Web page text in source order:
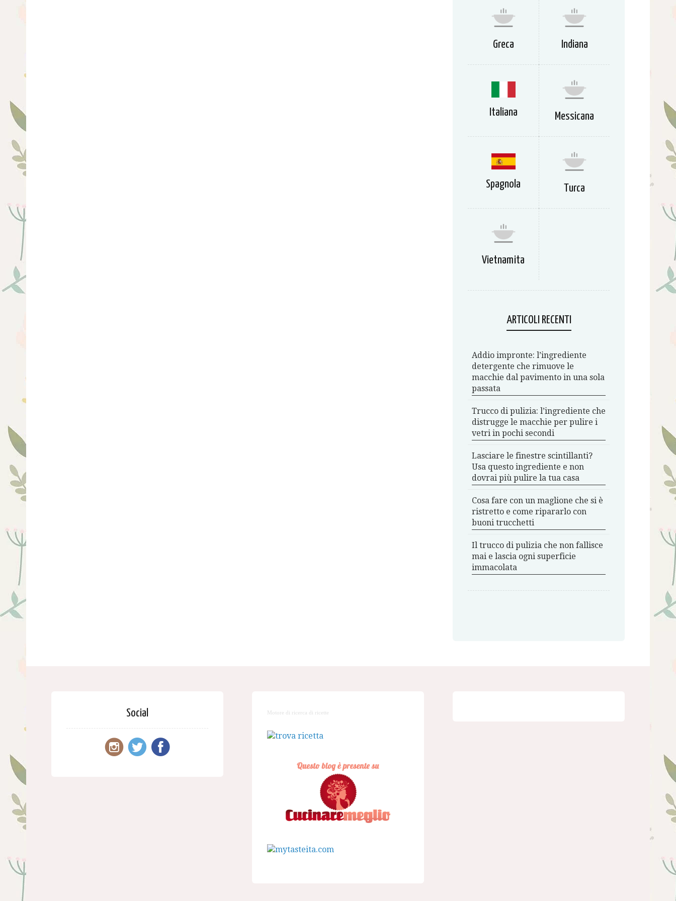
Greca Indiana
Italiana Messicana
Spagnola Turca
Vietnamita
ARTICOLI RECENTI
Addio impronte: l’ingrediente
detergente che rimuove le
macchie dal pavimento in una sola
passata
Trucco di pulizia: l’ingrediente che
distrugge le macchie per pulire i
vetri in pochi secondi
Lasciare le finestre scintillanti?
Usa questo ingrediente e non
dovrai più pulire la tua casa
Cosa fare con un maglione che si è
ristretto e come ripararlo con
buoni trucchetti
Il trucco di pulizia che non fallisce
mai e lascia ogni superficie
immacolata
Social Motore di ricerca di ricette